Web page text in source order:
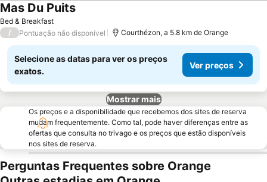
Bed & Breakfast
Mas Du PuitsVer preços
/ Pontuação não disponível Courthézon, a 5.8 km de Orange
Selecione as datas para ver os preços
exatos.
Ver preços
Mostrar mais
Os preços e a disponibilidade que recebemos dos sites de reserva
mudam frequentemente. Como tal, pode haver diferenças entre as
ofertas que consulta no trivago e os preços que estão disponíveis
nos sites de reserva.
Perguntas Frequentes sobre Orange